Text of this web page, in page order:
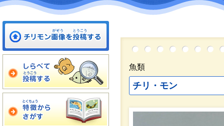
魚類
チリ・モン